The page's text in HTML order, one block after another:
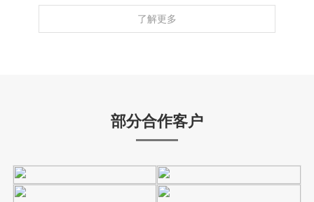
了解更多
部分合作客户